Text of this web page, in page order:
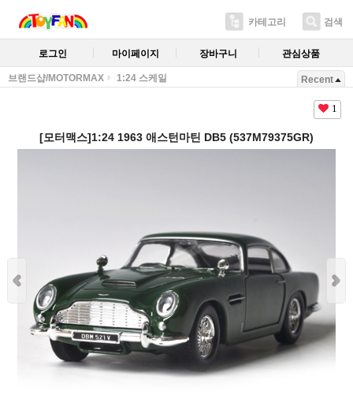
카테고리 검색
로그인 마이페이지 장바구니 관심상품
브랜드샵/MOTORMAX 1:24 스케일 Recent
1
[모터맥스]1:24 1963 애스턴마틴 DB5 (537M79375GR)